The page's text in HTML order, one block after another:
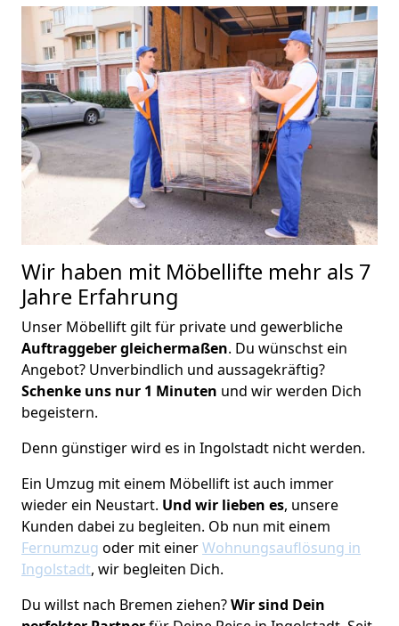
Wir haben mit Möbellifte mehr als 7
Jahre Erfahrung
Unser Möbellift gilt für private und gewerbliche
Auftraggeber gleichermaßen. Du wünschst ein
Angebot? Unverbindlich und aussagekräftig?
Schenke uns nur 1 Minuten und wir werden Dich
begeistern.
Denn günstiger wird es in Ingolstadt nicht werden.
Ein Umzug mit einem Möbellift ist auch immer
wieder ein Neustart. Und wir lieben es, unsere
Kunden dabei zu begleiten. Ob nun mit einem
Fernumzug oder mit einerWohnungsauflösung in
Ingolstadt, wir begleiten Dich.
Du willst nach Bremen ziehen?Wir sind Dein